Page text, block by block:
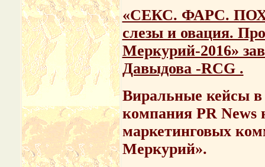
«СЕКС. ФАРС.
слезы и овация.
Меркурий-2016»
Давыдова -RCG .
Виральные кейсы в
компания PR News
маркетинговых
Меркурий».